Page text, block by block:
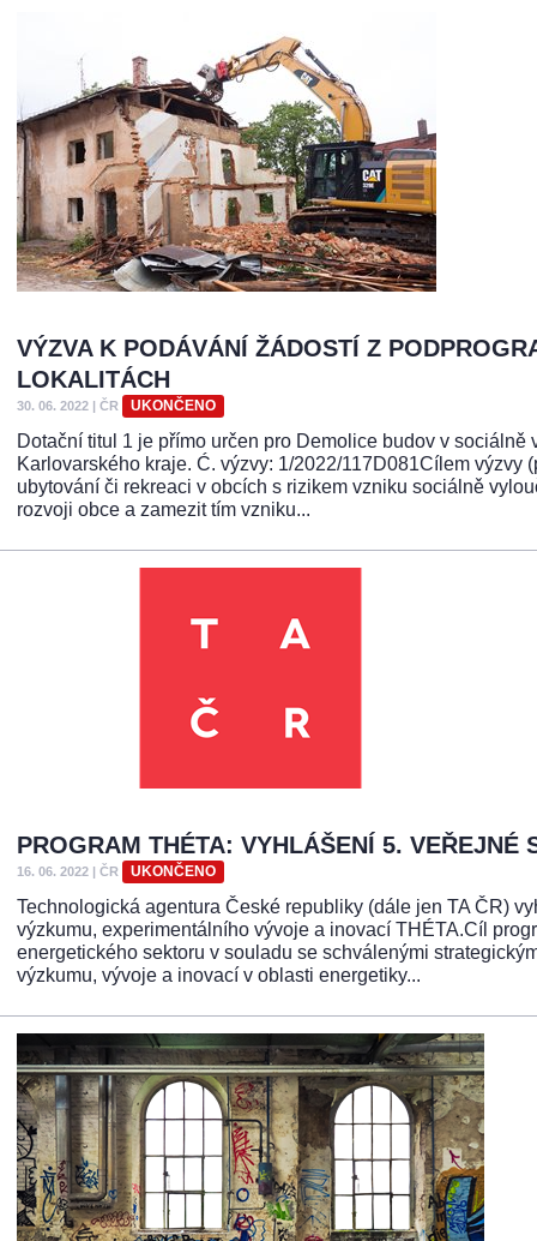
VÝZVA K PODÁVÁNÍ ŽÁDOSTÍ Z
LOKALITÁCH
30. 06. 2022 | ČR UKONČENO
Dotační titul 1 je přímo určen pro Demolice budov v
Karlovarského kraje. Ć. výzvy: 1/2022/117D081Cílem
ubytování či rekreaci v obcích s rizikem vzniku sociálně
rozvoji obce a zamezit tím vzniku...
PROGRAM THÉTA: VYHLÁŠENÍ 5. VEŘEJNÉ
16. 06. 2022 | ČR UKONČENO
Technologická agentura České republiky (dále jen TA ČR)
výzkumu, experimentálního vývoje a inovací THÉTA.Cíl
energetického sektoru v souladu se schválenými
výzkumu, vývoje a inovací v oblasti energetiky...